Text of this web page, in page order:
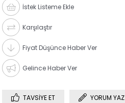
İstek Listeme Ekle
Karşılaştır
Fiyat Düşünce Haber Ver
Gelince Haber Ver
TAVSIYE ET YORUM YAZ